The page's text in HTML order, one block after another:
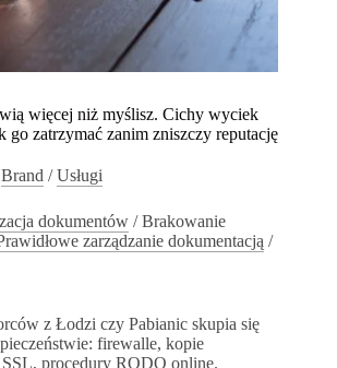
więcej niż myślisz. Cichy wyciek
go zatrzymać zanim zniszczy reputację
Brand /Usługi
dokumentów /Brakowanie
zarządzanie dokumentacją /
z Łodzi czy Pabianic skupia się
firewalle, kopie
procedury RODO online.